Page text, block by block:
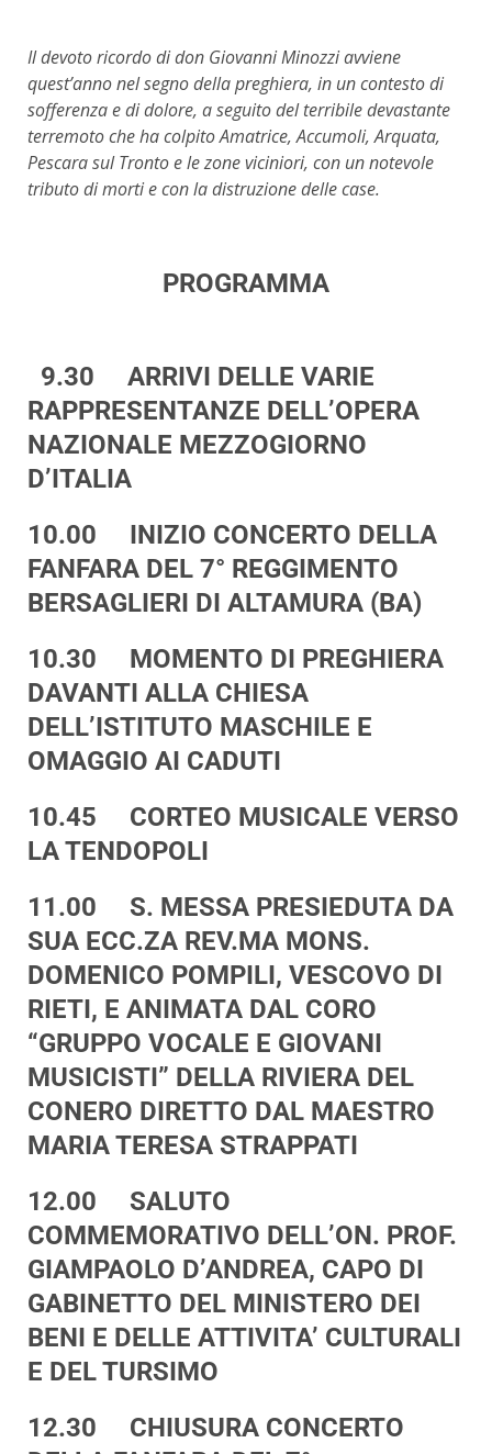
Il devoto ricordo di don Giovanni Minozzi avviene
quest’anno nel segno della preghiera, in un contesto di
sofferenza e di dolore, a seguito del terribile devastante
terremoto che ha colpito Amatrice, Accumoli, Arquata,
Pescara sul Tronto e le zone viciniori, con un notevole
tributo di morti e con la distruzione delle case.
PROGRAMMA
9.30 ARRIVI DELLE VARIE
RAPPRESENTANZE DELL’OPERA
NAZIONALE MEZZOGIORNO
D’ITALIA
10.00 INIZIO CONCERTO DELLA
FANFARA DEL 7° REGGIMENTO
BERSAGLIERI DI ALTAMURA (BA)
10.30 MOMENTO DI PREGHIERA
DAVANTI ALLA CHIESA
DELL’ISTITUTO MASCHILE E
OMAGGIO AI CADUTI
10.45 CORTEO MUSICALE VERSO
LA TENDOPOLI
11.00 S. MESSA PRESIEDUTA DA
SUA ECC.ZA REV.MA MONS.
DOMENICO POMPILI, VESCOVO DI
RIETI, E ANIMATA DAL CORO
“GRUPPO VOCALE E GIOVANI
MUSICISTI” DELLA RIVIERA DEL
CONERO DIRETTO DAL MAESTRO
MARIA TERESA STRAPPATI
12.00 SALUTO
COMMEMORATIVO DELL’ON. PROF.
GIAMPAOLO D’ANDREA, CAPO DI
GABINETTO DEL MINISTERO DEI
BENI E DELLE ATTIVITA’ CULTURALI
E DEL TURSIMO
12.30 CHIUSURA CONCERTO